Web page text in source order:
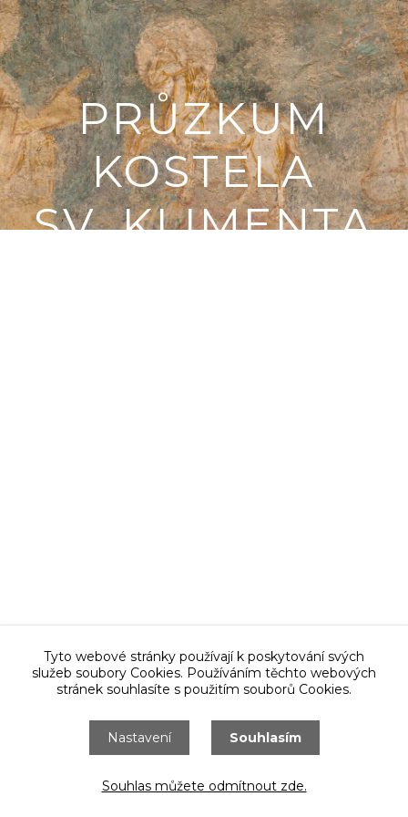
PRŮZKUM
KOSTELA
SV. KLIMENTA
Tyto webové stránky používají k poskytování svých
služeb soubory Cookies. Používáním těchto webových
stránek souhlasíte s použitím souborů Cookies.
Nastavení Souhlasím
Souhlas můžete odmítnout zde.